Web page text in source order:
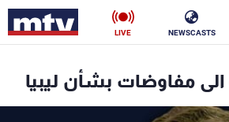
NEWSCASTS
LIVE
مفاوضات بشأن ليبيا